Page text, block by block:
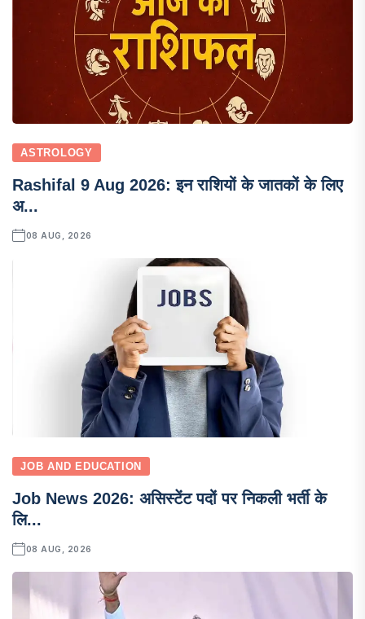
ASTROLOGY
Rashifal 9 Aug 2026: इन राशियों के जातकों के लिए
अ...
08 AUG, 2026
JOB AND EDUCATION
Job News 2026: असिस्टेंट पदों पर निकली भर्ती के
लि...
08 AUG, 2026